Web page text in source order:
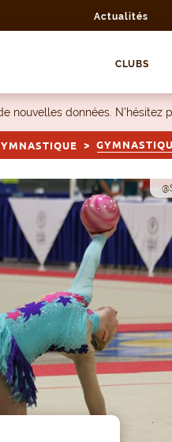
Actualités
CLUBS
nouvelles données. N’hésitez